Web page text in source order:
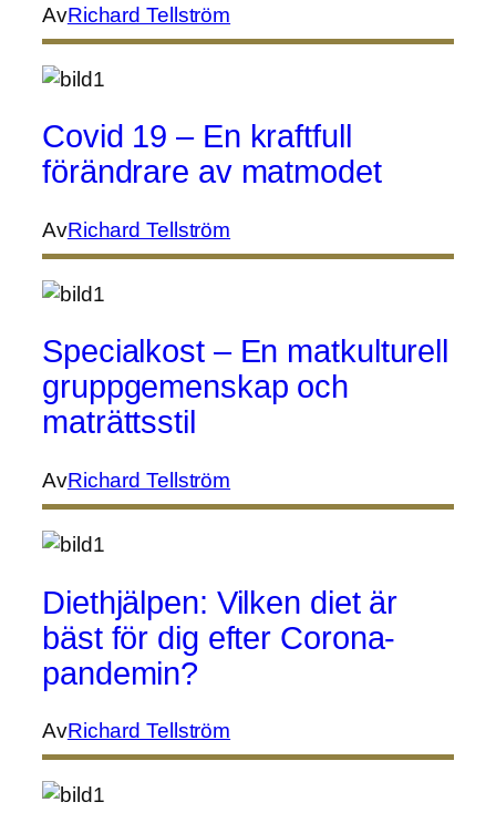
AvRichard Tellström
Covid 19 – En kraftfull
förändrare av matmodet
AvRichard Tellström
Specialkost – En matkulturell
gruppgemenskap och
maträttsstil
AvRichard Tellström
Diethjälpen: Vilken diet är
bäst för dig efter Corona-
pandemin?
AvRichard Tellström